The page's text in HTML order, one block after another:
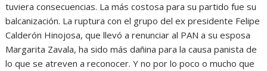
tuviera consecuencias. La más costosa para su partido fue su
balcanización. La ruptura con el grupo del ex presidente Felipe
Calderón Hinojosa, que llevó a renunciar al PAN a su esposa
Margarita Zavala, ha sido más dañina para la causa panista de
lo que se atreven a reconocer. Y no por lo poco o mucho que